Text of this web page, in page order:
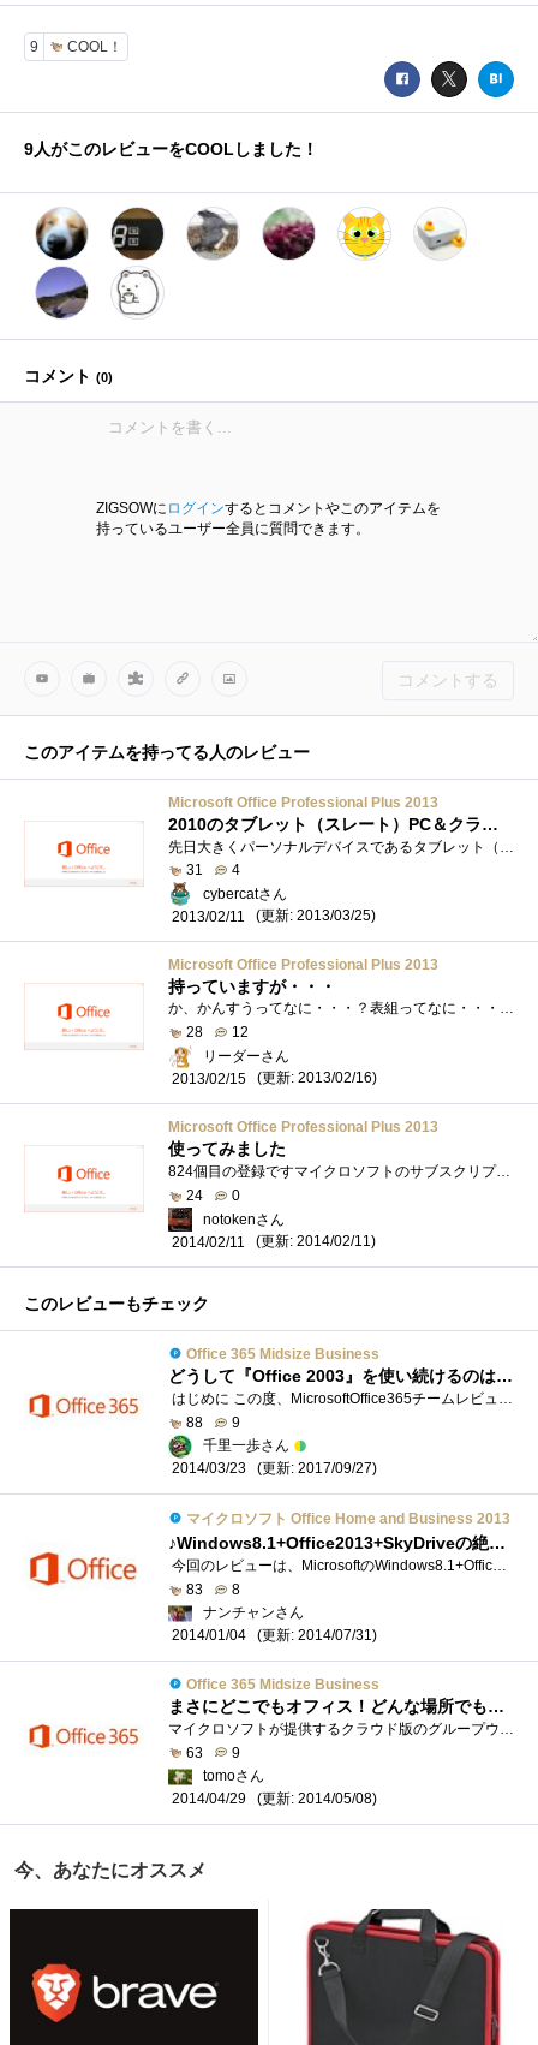
9 COOL！
9人がこのレビューをCOOLしました！
コメント (0)
ZIGSOWに ログインするとコメントやこのアイテムを
持っているユーザー全員に質問できます。
コメントする
このアイテムを持ってる人のレビュー
Microsoft Office Professional Plus 2013
2010のタブレット（スレート）PC＆クラウド保存対応版？個人での生産性向上も図れる新「Office」
31
4
cybercatさん
2013/02/11
(更新: 2013/03/25)
Microsoft Office Professional Plus 2013
持っていますが・・・
か、かんすうってなに・・・？表組ってなに・・・？というそもそもOfficeがわからない状態で入手。大丈夫、Windows8タブにも入ってるだそうしWindow...
28
12
リーダーさん
2013/02/15
(更新: 2013/02/16)
Microsoft Office Professional Plus 2013
使ってみました
824個目の登録ですマイクロソフトのサブスクリプションに「BizSpark」というものがあります。http://www.microsoft.com/ja-jp/mic/bizspark/起業者向けのサブス�...
24
0
notokenさん
2014/02/11
(更新: 2014/02/11)
このレビューもチェック
Office 365 Midsize Business
どうして『Office 2003』を使い続けるのはダメなのか？ 『Office 365』に移行すると何ができるのか？
はじめに この度、MicrosoftOffice365チームレビュー企画第2弾「Office2003からの移行メリットを調査せよ！」のレビュアーを務めることになりました�...
88
9
千里一歩さん
2014/03/23
(更新: 2017/09/27)
マイクロソフト Office Home and Business 2013
♪Windows8.1+Office2013+SkyDriveの絶妙のハーモニー♪
今回のレビューは、MicrosoftのWindows8.1+Office2013HomeandBisiness(以下Office2013)。主に､Office2013をメインとして、レビューになります。Windows8.1は既にイン�...
83
8
ナンチャンさん
2014/01/04
(更新: 2014/07/31)
Office 365 Midsize Business
まさにどこでもオフィス！どんな場所でもプライベートオフィスに
63
9
tomoさん
2014/04/29
(更新: 2014/05/08)
今、あなたにオススメ